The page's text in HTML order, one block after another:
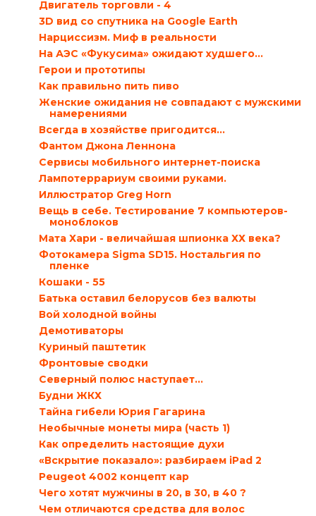
Двигатель торговли - 4
3D вид со спутника на Google Earth
Нарциссизм. Миф в реальности
На АЭС «Фукусима» ожидают худшего…
Герои и прототипы
Как правильно пить пиво
Женские ожидания не совпадают с мужскими
намерениями
Всегда в хозяйстве пригодится…
Фантом Джона Леннона
Сервисы мобильного интернет-поиска
Лампотеррариум своими руками.
Иллюстратор Greg Horn
Вещь в себе. Тестирование 7 компьютеров-
моноблоков
Мата Хари - величайшая шпионка ХХ века?
Фотокамера Sigma SD15. Ностальгия по
пленке
Кошаки - 55
Батька оставил белорусов без валюты
Вой холодной войны
Демотиваторы
Куриный паштетик
Фронтовые сводки
Северный полюс наступает…
Будни ЖКХ
Тайна гибели Юрия Гагарина
Необычные монеты мира (часть 1)
Как определить настоящие духи
«Вскрытие показало»: разбираем iPad 2
Peugeot 4002 концепт кар
Чего хотят мужчины в 20, в 30, в 40 ?
Чем отличаются средства для волос